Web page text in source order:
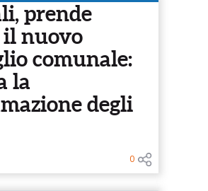
prende
nuovo
comunale:
la
degli
0